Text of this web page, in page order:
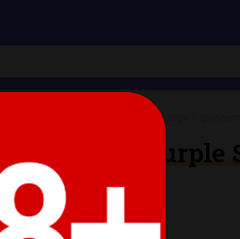
Diamond Purple Sparkle Large с
Diamond Purple